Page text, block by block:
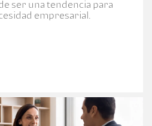
ser una tendencia para
empresarial.